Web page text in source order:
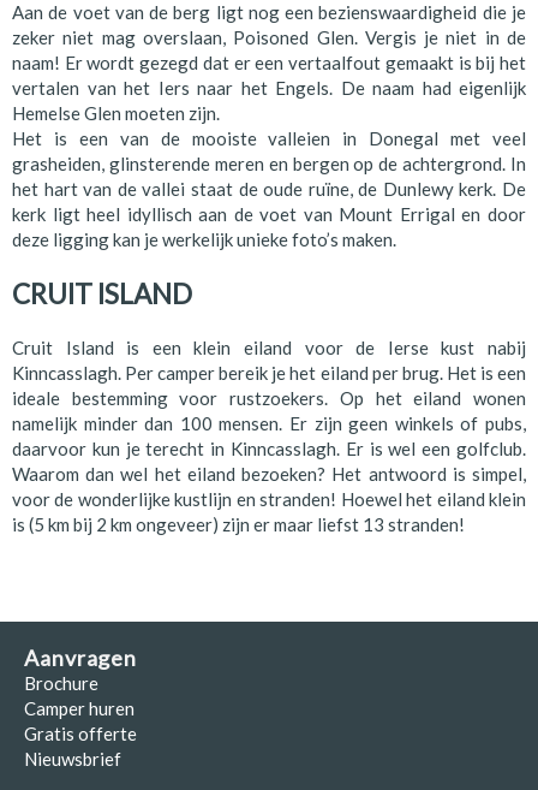
Aan de voet van de berg ligt nog een bezienswaardigheid die je
zeker niet mag overslaan, Poisoned Glen. Vergis je niet in de
naam! Er wordt gezegd dat er een vertaalfout gemaakt is bij het
vertalen van het Iers naar het Engels. De naam had eigenlijk
Hemelse Glen moeten zijn.
Het is een van de mooiste valleien in Donegal met veel
grasheiden, glinsterende meren en bergen op de achtergrond. In
het hart van de vallei staat de oude ruïne, de Dunlewy kerk. De
kerk ligt heel idyllisch aan de voet van Mount Errigal en door
deze ligging kan je werkelijk unieke foto’s maken.
CRUIT ISLAND
Cruit Island is een klein eiland voor de Ierse kust nabij
Kinncasslagh. Per camper bereik je het eiland per brug. Het is een
ideale bestemming voor rustzoekers. Op het eiland wonen
namelijk minder dan 100 mensen. Er zijn geen winkels of pubs,
daarvoor kun je terecht in Kinncasslagh. Er is wel een golfclub.
Waarom dan wel het eiland bezoeken? Het antwoord is simpel,
voor de wonderlijke kustlijn en stranden! Hoewel het eiland klein
is (5 km bij 2 km ongeveer) zijn er maar liefst 13 stranden!
Aanvragen
Brochure
Camper huren
Gratis offerte
Nieuwsbrief